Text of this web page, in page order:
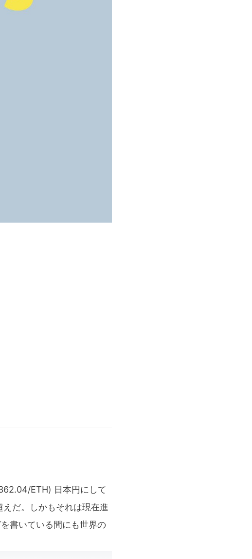
ETH) 日本円にして
だ。しかもそれは現在進
書いている間にも世界の